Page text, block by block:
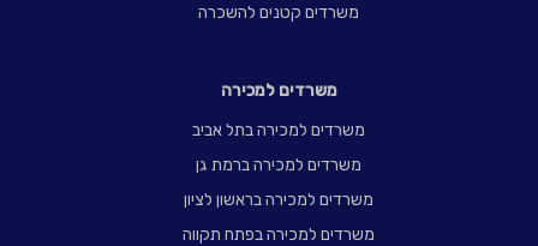
משרדים קטנים להשכרה
משרדים למכירה
משרדים למכירה בתל אביב
משרדים למכירה ברמת גן
משרדים למכירה בראשון לציון
משרדים למכירה בפתח תקווה